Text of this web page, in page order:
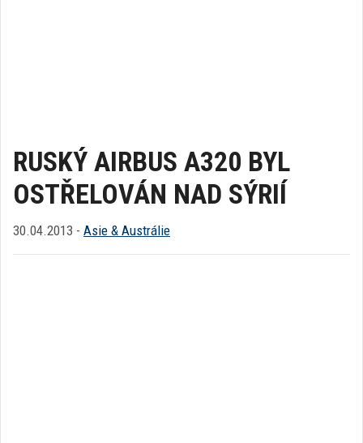
RUSKÝ AIRBUS A320 BYL
OSTŘELOVÁN NAD SÝRIÍ
30.04.2013 - Asie & Austrálie